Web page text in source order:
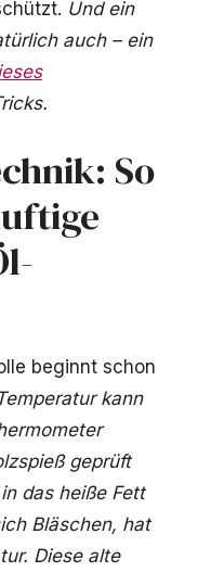
Und ein
auch – ein
So
beginnt schon
kann
geprüft
das heiße Fett
Bläschen, hat
Diese alte